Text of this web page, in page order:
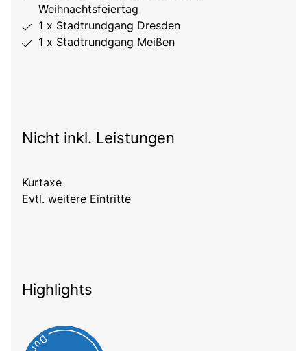
Weihnachtsfeiertag
1 x Stadtrundgang Dresden
1 x Stadtrundgang Meißen
Nicht inkl. Leistungen
Kurtaxe
Evtl. weitere Eintritte
Highlights